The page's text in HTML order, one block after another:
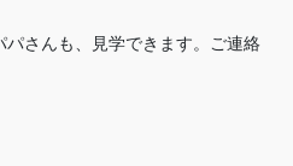
さんも、見学できます。ご連絡